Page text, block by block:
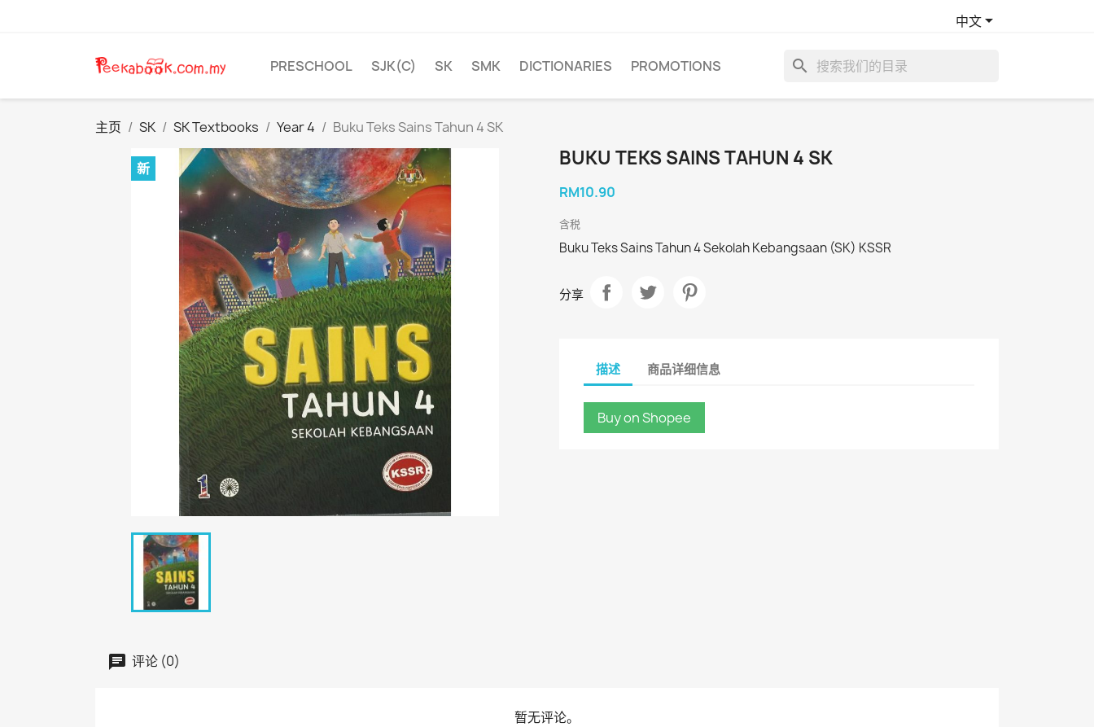
中文
PRESCHOOL SJK(C) SK SMK DICTIONARIES PROMOTIONS search
主页 SK SK Textbooks Year 4 Buku Teks Sains Tahun 4 SK
新 BUKU TEKS SAINS TAHUN 4 SK
RM10.90
含税
Buku Teks Sains Tahun 4 Sekolah Kebangsaan (SK) KSSR
分享
描述 商品详细信息
Buy on Shopee
评论 (0)
暂无评论。